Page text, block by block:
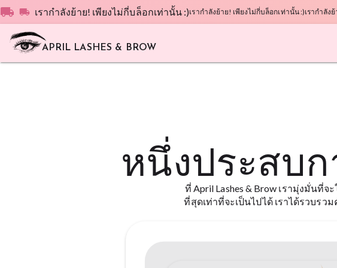
local_shipping local_shipping เรากำลังย้าย! เพียงไม่กี่บล็อกเท่านั้น :)เรากำลังย้าย! เพียงไม่กี่บล็อกเท่านั้น :)เรากำลัง
APRIL LASHES & BROW
หนึ่งประสบ
ที่ April Lashes & Brow เรามุ่งมั่นที่
ที่สุดเท่าที่จะเป็นไปได้ เราได้รวบร